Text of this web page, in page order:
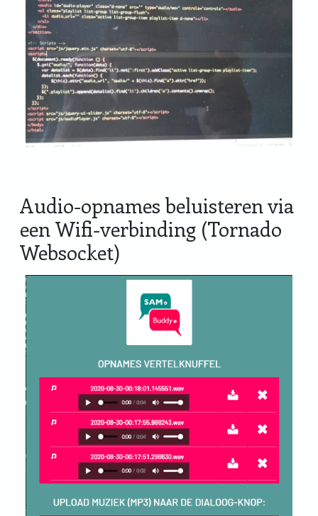
Audio-opnames beluisteren via
een Wifi-verbinding (Tornado
Websocket)